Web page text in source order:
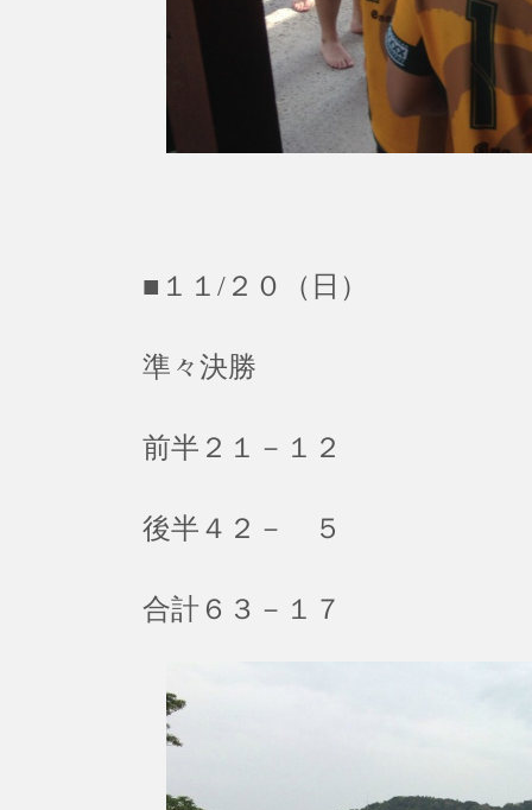
■１１/２０（日）
準々決勝
前半２１－１２
後半４２－ ５
合計６３－１７